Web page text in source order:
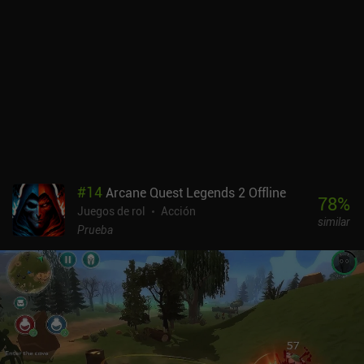
#14Arcane Quest Legends 2 Offline
Juegos de rol
Acción
Prueba
78%
similar